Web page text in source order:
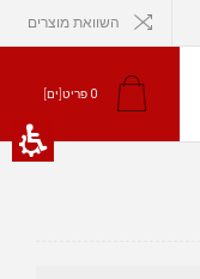
השוואת מוצרים
0 פריט[ים]